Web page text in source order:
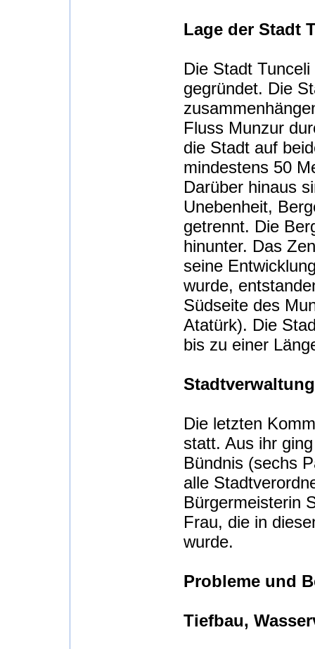
Lage der Stadt
Die Stadt
gegründet. Die
Fluss Munzur
die Stadt auf
mindestens 50
Darüber hinaus
Unebenheit,
getrennt. Die
hinunter. Das
seine
wurde,
Südseite des
Atatürk). Die
bis zu einer
Stadtverwaltung
Die letzten
statt. Aus ihr
Bündnis (sechs
alle
Bürgermeisterin
Frau, die in
wurde.
Probleme und
Tiefbau,